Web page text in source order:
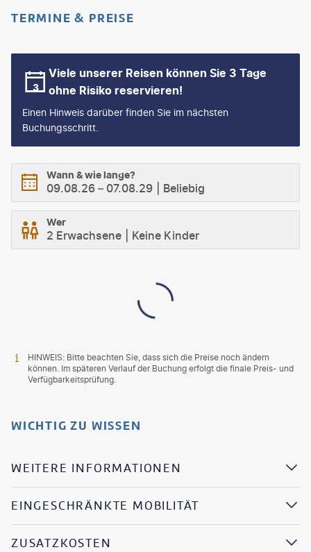
TERMINE & PREISE
Viele unserer Reisen können Sie 3 Tage
ohne Risiko reservieren!
Einen Hinweis darüber finden Sie im nächsten
Buchungsschritt.
Wann & wie lange?
09.08.26 – 07.08.29 Beliebig
Wer
2 Erwachsene Keine Kinder
HINWEIS: Bitte beachten Sie, dass sich die Preise noch ändern
können. Im späteren Verlauf der Buchung erfolgt die finale Preis- und
Verfügbarkeitsprüfung.
WICHTIG ZU WISSEN
WEITERE INFORMATIONEN
EINGESCHRÄNKTE MOBILITÄT
ZUSATZKOSTEN